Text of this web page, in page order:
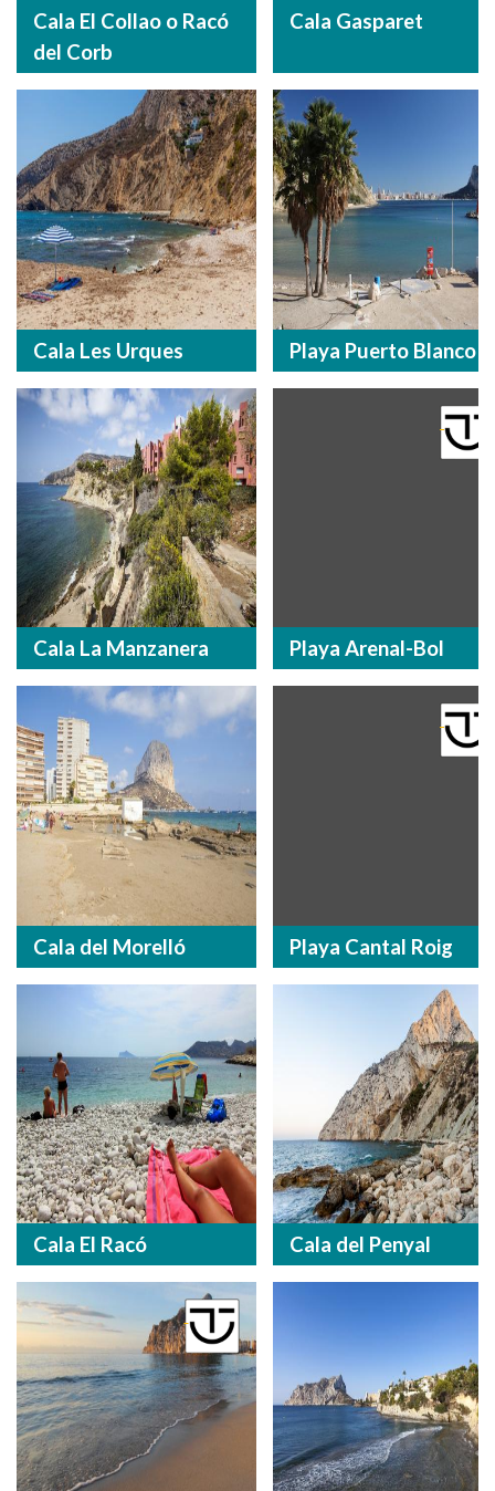
Cala El Collao o Racó
del Corb
Cala Gasparet
Cala Les Urques Playa Puerto Blanco
Cala La Manzanera Playa Arenal-Bol
Cala del Morelló Playa Cantal Roig
Cala El Racó Cala del Penyal